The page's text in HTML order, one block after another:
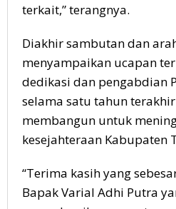
terkait,” terangnya.
Diakhir sambutan dan
menyampaikan ucapan
dedikasi dan pengabdian
selama satu tahun
membangun untuk
kesejahteraan Kabupaten
“Terima kasih yang
Bapak Varial Adhi Putra